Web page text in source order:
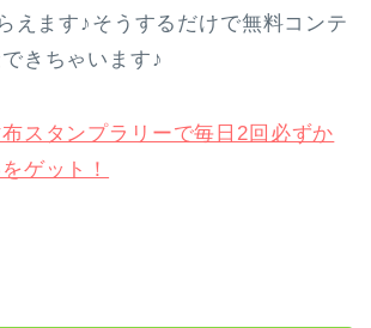
えます♪そうするだけで無料コンテ
きちゃいます♪
スタンプラリーで毎日2回必ずか
ゲット！